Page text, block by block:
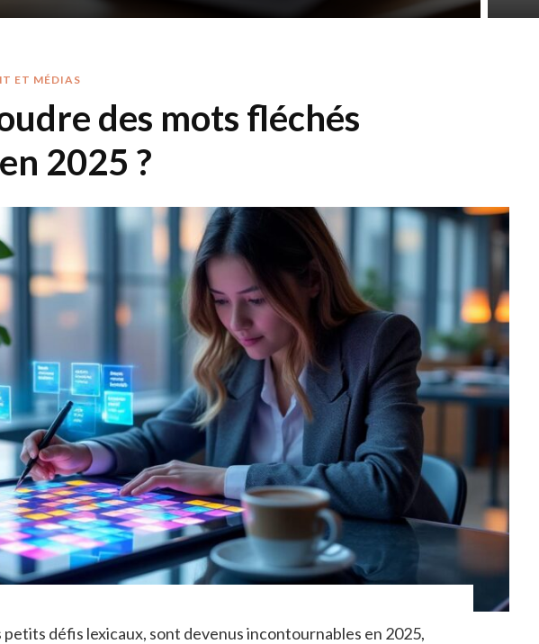
ET MÉDIAS
des mots fléchés
2025 ?
petits défis lexicaux, sont devenus incontournables en 2025,